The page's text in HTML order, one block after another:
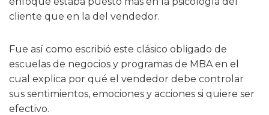
cliente que en la del vendedor.
Fue así como escribió este clásico obligado de
escuelas de negocios y programas de MBA en el
cual explica por qué el vendedor debe controlar
sus sentimientos, emociones y acciones si quiere ser
efectivo.